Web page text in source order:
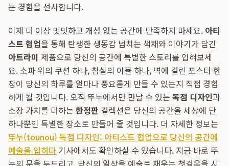
는 경험을 선사합니다.
이제 더 이상 밋밋하고 개성 없는 공간에 만족하지 마세요. 아티
스트 협업을 통해 탄생한 생동감 넘치는 색채와 이야기가 담긴
아트라미 제품으로 당신의 공간에 특별한 스토리를 입혀보세
요. 소파 위의 쿠션 하나, 침실의 이불 하나, 벽에 걸린 포스터 한
장이 당신의 하루를 얼마나 풍요롭게 만들 수 있는지 직접 경험
하게 될 것입니다. 오직 뚜누에서만 만날 수 있는 독점 디자인과
소장 가치를 더하는 한정판 컬렉션은 당신의 공간을 세상에 단
하나뿐인 특별한 장소로 만들어 줄 것입니다. 더 자세한 정보는
뚜누(tounou) 독점 디자인: 아티스트 협업으로 당신의 공간에
예술을 입히다 기사에서도 확인하실 수 있습니다. 지금 바로 뚜
누의 문을 두드리고, 당신의 일상을 예술로 채우는 첫걸음을 시